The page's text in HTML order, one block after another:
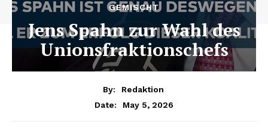
GEMISCHT
Jens Spahn zur Wahl des
Unionsfraktionschefs
By:
Redaktion
Date:
May 5, 2026